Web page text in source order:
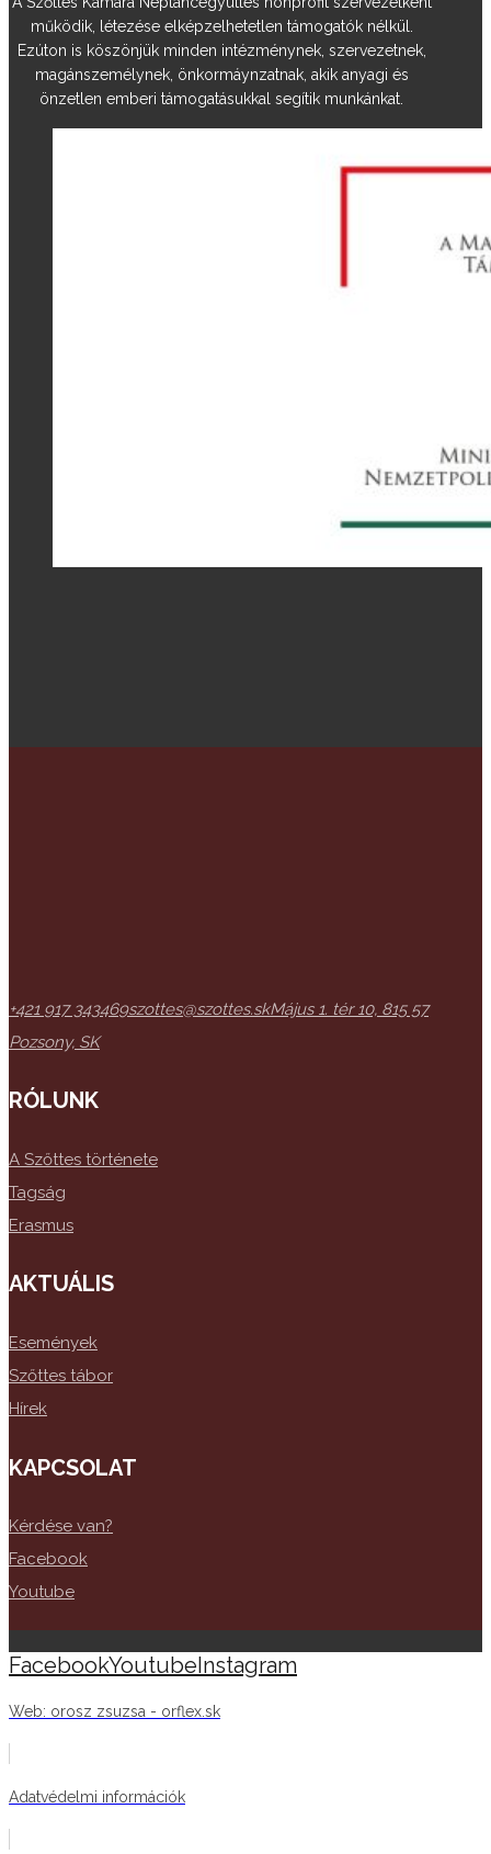
működik, létezése elképzelhetetlen támogatók nélkül.
Ezúton is köszönjük minden intézménynek, szervezetnek,
magánszemélynek, önkormáynzatnak, akik anyagi és
önzetlen emberi támogatásukkal segítik munkánkat.
+421 917 343469szottes@szottes.skMájus 1. tér 10, 815 57
Pozsony, SK
RÓLUNK
A Szőttes története
Tagság
Erasmus
AKTUÁLIS
Események
Szőttes tábor
Hírek
KAPCSOLAT
Kérdése van?
Facebook
Youtube
FacebookYoutubeInstagram
Web: orosz zsuzsa - orflex.sk
Adatvédelmi információk